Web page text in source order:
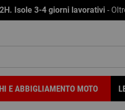
Isole 3-4 giorni lavorativi -
E ABBIGLIAMENTO MOTO